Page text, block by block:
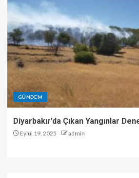
GÜNDEM
Diyarbakır’da Çıkan Yangınlar
Eylül 19, 2025 admin